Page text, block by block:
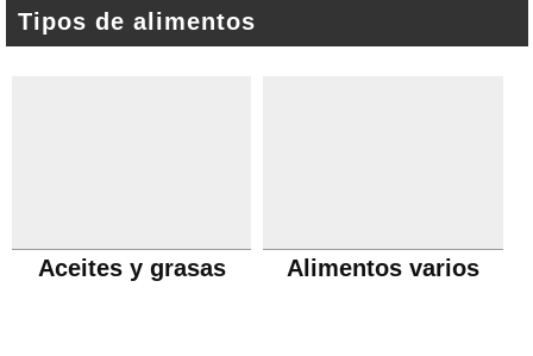
Tipos de alimentos
Aceites y grasas Alimentos varios